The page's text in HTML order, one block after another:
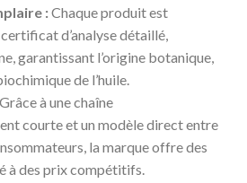
:Chaque produit est
d’analyse détaillé,
garantissant l’origine botanique,
de l’huile.
Grâce à une chaîne
courte et un modèle direct entre
la marque offre des
à des prix compétitifs.